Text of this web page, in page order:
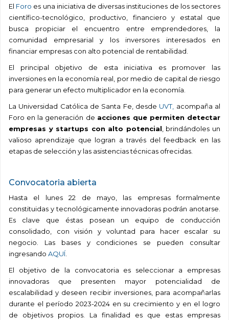
El Foro es una iniciativa de diversas instituciones de los sectores
científico-tecnológico, productivo, financiero y estatal que
busca propiciar el encuentro entre emprendedores, la
comunidad empresarial y los inversores interesados en
financiar empresas con alto potencial de rentabilidad.
El principal objetivo de esta iniciativa es promover las
inversiones en la economía real, por medio de capital de riesgo
para generar un efecto multiplicador en la economía.
La Universidad Católica de Santa Fe, desde UVT, acompaña al
Foro en la generación de acciones que permiten detectar
empresas y startups con alto potencial, brindándoles un
valioso aprendizaje que logran a través del feedback en las
etapas de selección y las asistencias técnicas ofrecidas.
Convocatoria abierta
Hasta el lunes 22 de mayo, las empresas formalmente
constituidas y tecnológicamente innovadoras podrán anotarse.
Es clave que éstas posean un equipo de conducción
consolidado, con visión y voluntad para hacer escalar su
negocio. Las bases y condiciones se pueden consultar
ingresando AQUÍ.
El objetivo de la convocatoria es seleccionar a empresas
innovadoras que presenten mayor potencialidad de
escalabilidad y deseen recibir inversiones, para acompañarlas
durante el período 2023-2024 en su crecimiento y en el logro
de objetivos propios. La finalidad es que estas empresas